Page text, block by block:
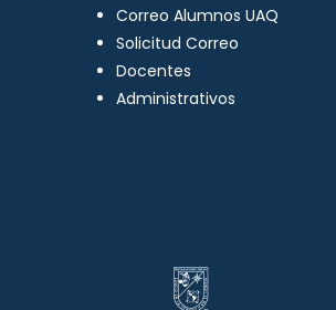
Correo Alumnos UAQ
Solicitud Correo
Docentes
Administrativos